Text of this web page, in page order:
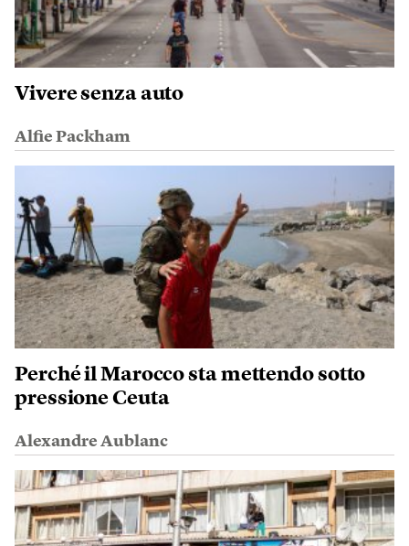
Vivere senza auto
Alfie Packham
Perché il Marocco sta mettendo sotto
pressione Ceuta
Alexandre Aublanc